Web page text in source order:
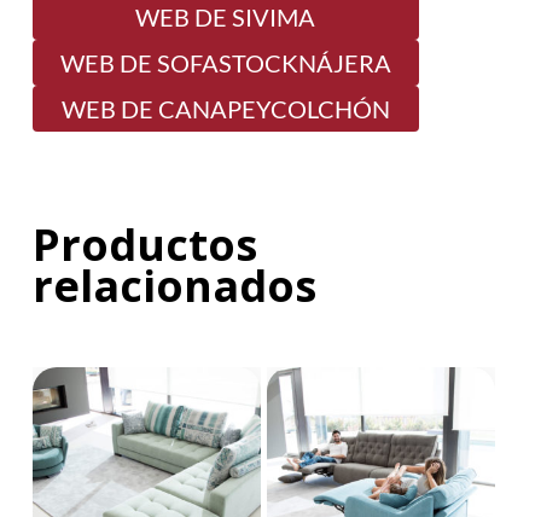
WEB DE SIVIMA
WEB DE SOFASTOCKNÁJERA
WEB DE CANAPEYCOLCHÓN
Productos
relacionados